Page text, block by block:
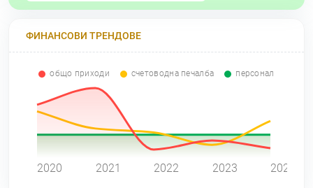
ФИНАНСОВИ ТРЕНДОВЕ
общо приходи счетоводна печалба персонал
2020 2021 2022 2023 2024